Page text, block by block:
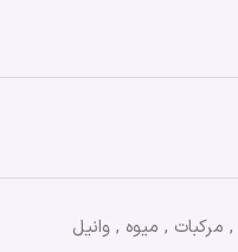
, مرکبات , میوه , وانیل